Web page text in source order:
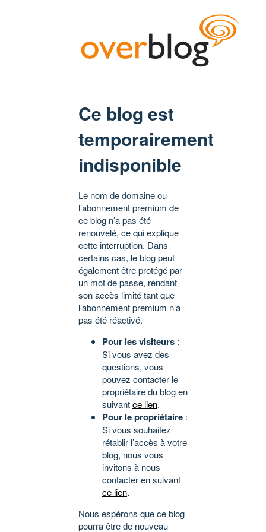
Ce blog est
temporairement
indisponible
Le nom de domaine ou
l’abonnement premium de
ce blog n’a pas été
renouvelé, ce qui explique
cette interruption. Dans
certains cas, le blog peut
également être protégé par
un mot de passe, rendant
son accès limité tant que
l’abonnement premium n’a
pas été réactivé.
Pour les visiteurs :
Si vous avez des
questions, vous
pouvez contacter le
propriétaire du blog en
suivantce lien.
Pour le propriétaire :
Si vous souhaitez
rétablir l’accès à votre
blog, nous vous
invitons à nous
contacter en suivant
ce lien.
Nous espérons que ce blog
pourra être de nouveau